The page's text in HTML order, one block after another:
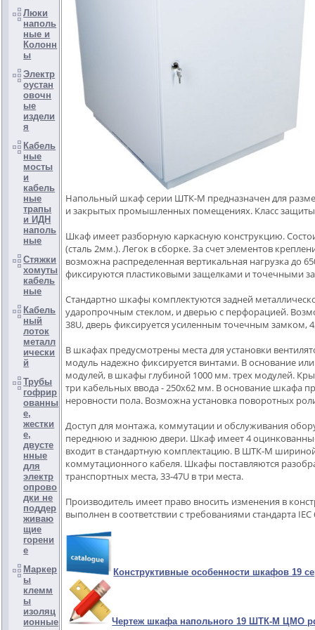
Люки
наполь
ные и
Колонн
ы
Электр
оустан
овочн
ые
издели
я
Кабель
ные
мосты
и
кабель
ные
трапы
и ИДН
наполь
ные
Стяжки
хомуты
кабель
ные
Кабель
ный
лоток
металл
ически
й
Трубы
гофрир
ованны
е,
жестки
е,
двусте
нные
для
электр
опрово
дки не
поддер
живаю
щие
горени
е
Маркер
ы
клемм
ы
изоляц
ионные
Напольный шкаф серии ШТК-М предназначен для
и закрытых промышленных помещениях. Класс защиты
Шкаф имеет разборную каркасную конструкцию.
(сталь 2мм.). Легок в сборке. За счет элементов
возможна распределенная вертикальная нагрузка до
фиксируются пластиковыми защелками и точечными
Стандартно шкафы комплектуются задней
ударопрочным стеклом, и дверью с перфорацией.
38U, дверь фиксируется усиленным точечным замком,
В шкафах предусмотрены места для установки
модуль надежно фиксируется винтами. В основание
модулей, в шкафы глубиной 1000 мм. трех модулей.
три кабельных ввода - 250х62 мм. В основание шкафа
неровности пола. Возможна установка поворотных
Доступ для монтажа, коммутации и обслуживания
переднюю и заднюю двери. Шкаф имеет 4
входит в стандартную комплектацию. В ШТК-М
коммутационного кабеля. Шкафы поставляются
транспортных места, 33-47U в три места.
Производитель имеет право вносить изменения в
выполнен в соответствии с требованиями стандарта
Конструктивные особенности шкафов 19
Чертеж шкафа напольного 19 ШТК-М ЦМО